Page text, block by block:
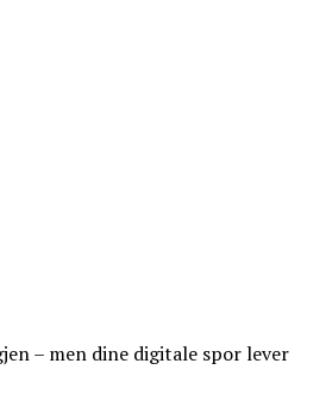
– men dine digitale spor lever